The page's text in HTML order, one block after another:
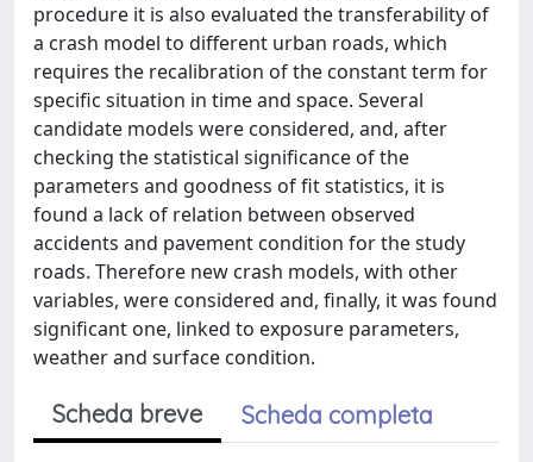
procedure it is also evaluated the transferability of
a crash model to different urban roads, which
requires the recalibration of the constant term for
specific situation in time and space. Several
candidate models were considered, and, after
checking the statistical significance of the
parameters and goodness of fit statistics, it is
found a lack of relation between observed
accidents and pavement condition for the study
roads. Therefore new crash models, with other
variables, were considered and, finally, it was found
significant one, linked to exposure parameters,
weather and surface condition.
Scheda breve Scheda completa